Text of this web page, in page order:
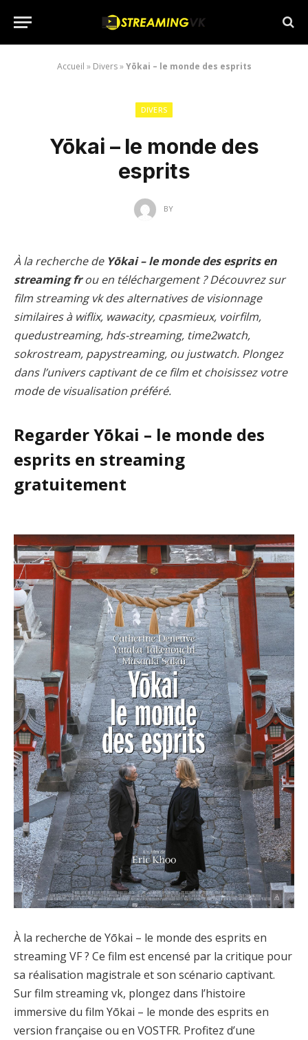
Accueil » Divers»Yōkai – le monde des esprits
DIVERS
Yōkai – le monde des
esprits
BY
À la recherche de Yōkai – le monde des esprits en
streaming frou en téléchargement ? Découvrez sur
film streaming vk des alternatives de visionnage
similaires à wiflix, wawacity, cpasmieux, voirfilm,
quedustreaming, hds-streaming, time2watch,
sokrostream, papystreaming, ou justwatch. Plongez
dans l’univers captivant de ce film et choisissez votre
mode de visualisation préféré.
Regarder Yōkai – le monde des
esprits en streaming
gratuitement
À la recherche de Yōkai – le monde des esprits en
streaming VF ? Ce film est encensé par la critique pour
sa réalisation magistrale et son scénario captivant.
Sur film streaming vk, plongez dans l’histoire
immersive du film Yōkai – le monde des esprits en
version française ou en VOSTFR. Profitez d’une